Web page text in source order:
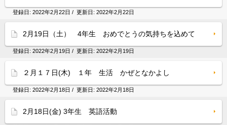
登録日: 2022年2月22日 / 更新日: 2022年2月22日
2月19日（土） 4年生 おめでとうの気持ちを込めて
登録日: 2022年2月19日 / 更新日: 2022年2月19日
２月１７日(木) １年 生活 かぜとなかよし
登録日: 2022年2月18日 / 更新日: 2022年2月18日
2月18日(金) 3年生 英語活動